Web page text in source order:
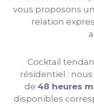
vous proposons
relation
Cocktail
résidentiel :
de 48 heures
disponibles